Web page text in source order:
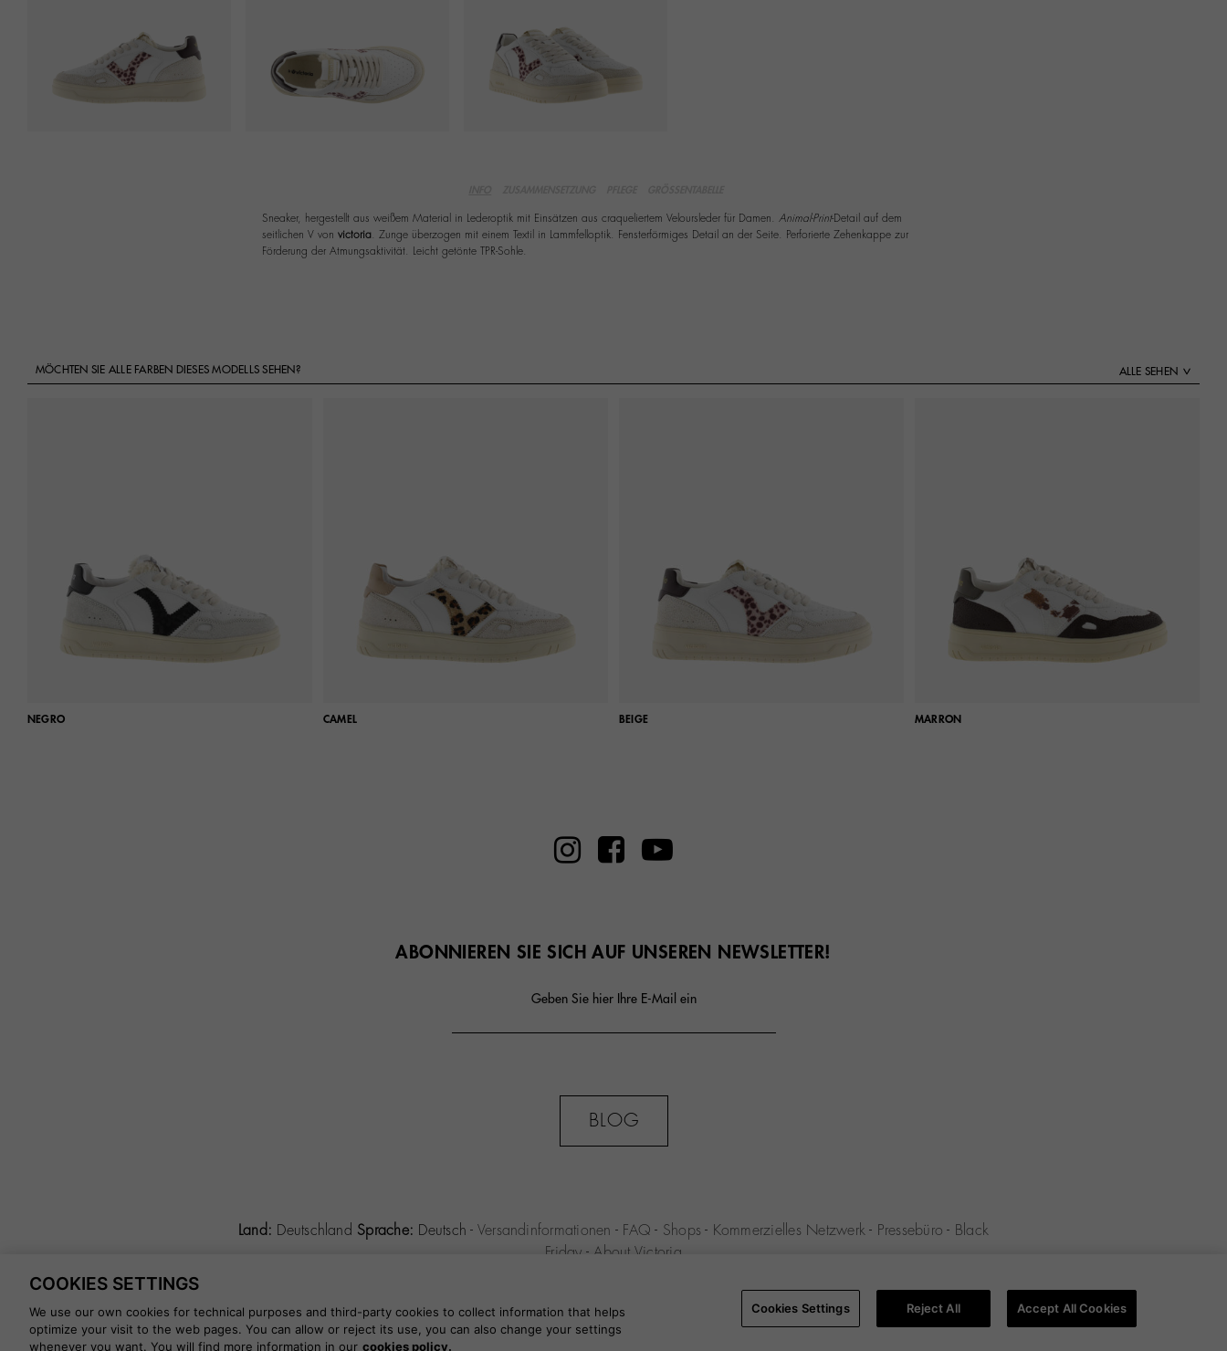
Sneaker, hergestellt aus weißem Material in Lederoptik mit Einsätzen aus craqueliertem Veloursleder für Damen. Animal-Print-Detail auf dem
seitlichen V von victoria. Zunge überzogen mit einem Textil in Lammfelloptik. Fensterförmiges Detail an der Seite. Perforierte Zehenkappe zur
Förderung der Atmungsaktivität. Leicht getönte TPR-Sohle.
MÖCHTEN SIE ALLE FARBEN DIESES MODELLS SEHEN? ALLE SEHEN
NEGRO CAMEL BEIGE MARRON
ABONNIEREN SIE SICH AUF UNSEREN NEWSLETTER!
Geben Sie hier Ihre E-Mail ein
BLOG
Land: Deutschland Sprache: Deutsch- Versandinformationen - FAQ - Shops - Kommerzielles Netzwerk - Pressebüro - Black
Friday - About Victoria
Datenschutz-Bestimmungen-Cookie-Richtlinie
Cookies Settings
COOKIES SETTINGS
We use our own cookies for technical purposes and third-party cookies to collect information that helps
optimize your visit to the web pages. You can allow or reject its use, you can also change your settings
whenever you want. You will find more information in our cookies policy.
Cookies Settings Reject All Accept All Cookies